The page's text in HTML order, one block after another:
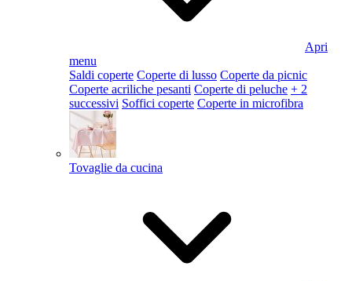
Apri
menu
Saldi coperte Coperte di lusso Coperte da picnic
Coperte acriliche pesanti Coperte di peluche + 2
successivi Soffici coperte Coperte in microfibra
Tovaglie da cucina